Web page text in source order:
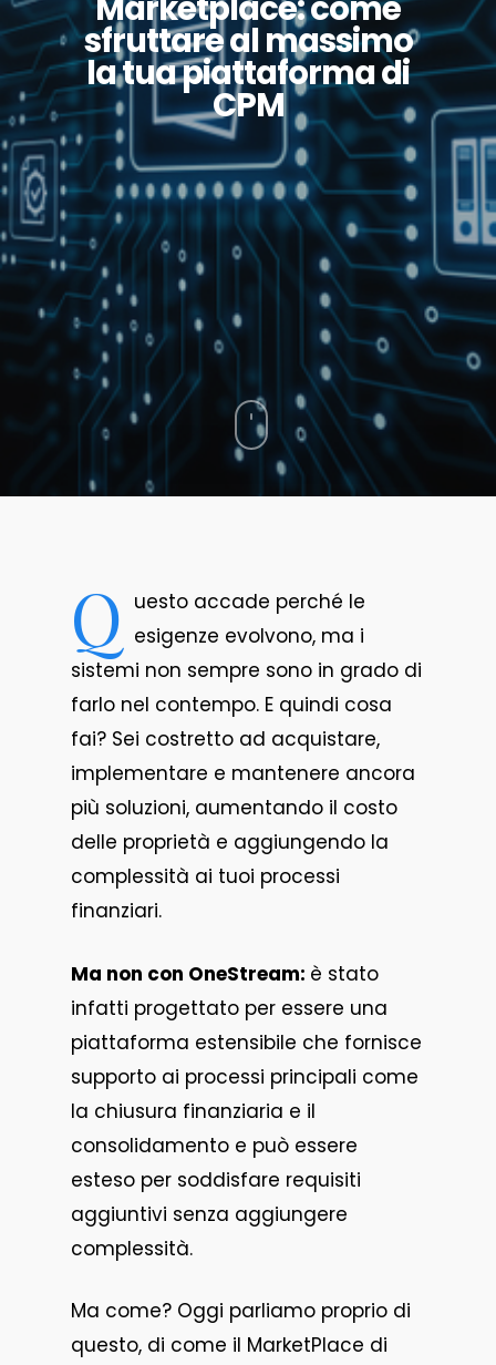
sfruttare al massimo
la tua piattaforma di
CPM
Q uesto accade perché le
esigenze evolvono, ma i
sistemi non sempre sono in grado di
farlo nel contempo. E quindi cosa
fai? Sei costretto ad acquistare,
implementare e mantenere ancora
più soluzioni, aumentando il costo
delle proprietà e aggiungendo la
complessità ai tuoi processi
finanziari.
Ma non con OneStream: è stato
infatti progettato per essere una
piattaforma estensibile che fornisce
supporto ai processi principali come
la chiusura finanziaria e il
consolidamento e può essere
esteso per soddisfare requisiti
aggiuntivi senza aggiungere
complessità.
Ma come? Oggi parliamo proprio di
questo, di come il MarketPlace di